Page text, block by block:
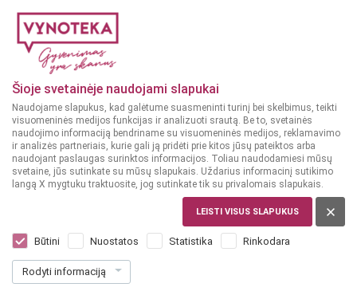
Šioje svetainėje naudojami slapukai
Naudojame slapukus, kad galėtume suasmeninti turinį bei skelbimus, teikti
visuomeninės medijos funkcijas ir analizuoti srautą. Be to, svetainės
naudojimo informaciją bendriname su visuomeninės medijos, reklamavimo
ir analizės partneriais, kurie gali ją pridėti prie kitos jūsų pateiktos arba
naudojant paslaugas surinktos informacijos. Toliau naudodamiesi mūsų
svetaine, jūs sutinkate su mūsų slapukais. Uždarius informacinį sutikimo
langą X mygtuku traktuosite, jog sutinkate tik su privalomais slapukais.
LEISTI VISUS SLAPUKUS
Būtini Nuostatos Statistika Rinkodara
Rodyti informaciją
Barone Montalto Passivento Sicilia 0,75 l
Dar nėra balsų, galite įvertinti
99